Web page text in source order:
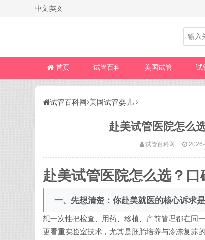
中文 英文
首页 试管百科 美国试管 试
试管百科网 美国试管婴儿
赴美试管医院怎么
试管百科网
赴美试管医院怎么选？
一、先想清楚：你赴美就医的核心诉求
想一次性把检查、用药、移植、产前管理都在同
更看重实验室技术，尤其是胚胎培养与冷冻复苏